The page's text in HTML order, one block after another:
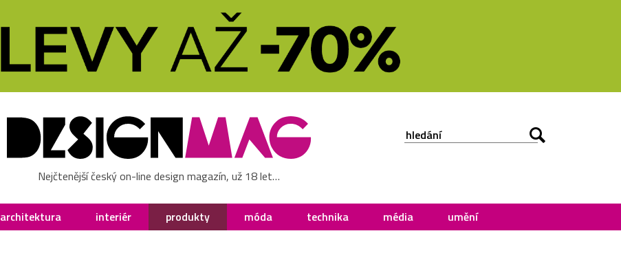
Nejčtenější český on-line design magazín, už 18 let…
architektura interiér produkty móda technika média umění